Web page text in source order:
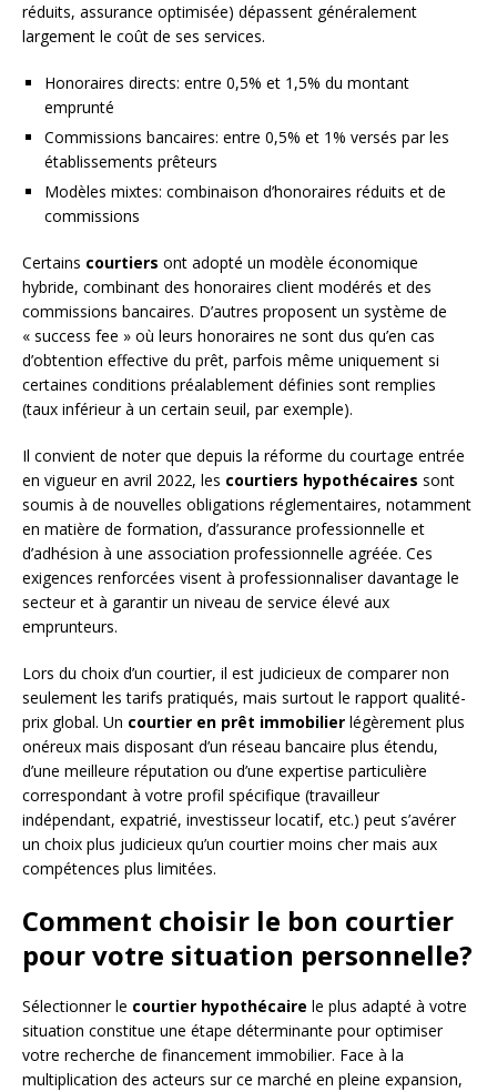
réduits, assurance optimisée) dépassent généralement
largement le coût de ses services.
Honoraires directs: entre 0,5% et 1,5% du montant
emprunté
Commissions bancaires: entre 0,5% et 1% versés par les
établissements prêteurs
Modèles mixtes: combinaison d’honoraires réduits et de
commissions
Certains courtiers ont adopté un modèle économique
hybride, combinant des honoraires client modérés et des
commissions bancaires. D’autres proposent un système de
« success fee » où leurs honoraires ne sont dus qu’en cas
d’obtention effective du prêt, parfois même uniquement si
certaines conditions préalablement définies sont remplies
(taux inférieur à un certain seuil, par exemple).
Il convient de noter que depuis la réforme du courtage entrée
en vigueur en avril 2022, les courtiers hypothécaires sont
soumis à de nouvelles obligations réglementaires, notamment
en matière de formation, d’assurance professionnelle et
d’adhésion à une association professionnelle agréée. Ces
exigences renforcées visent à professionnaliser davantage le
secteur et à garantir un niveau de service élevé aux
emprunteurs.
Lors du choix d’un courtier, il est judicieux de comparer non
seulement les tarifs pratiqués, mais surtout le rapport qualité-
prix global. Un courtier en prêt immobilier légèrement plus
onéreux mais disposant d’un réseau bancaire plus étendu,
d’une meilleure réputation ou d’une expertise particulière
correspondant à votre profil spécifique (travailleur
indépendant, expatrié, investisseur locatif, etc.) peut s’avérer
un choix plus judicieux qu’un courtier moins cher mais aux
compétences plus limitées.
Comment choisir le bon courtier
pour votre situation personnelle?
Sélectionner le courtier hypothécaire le plus adapté à votre
situation constitue une étape déterminante pour optimiser
votre recherche de financement immobilier. Face à la
multiplication des acteurs sur ce marché en pleine expansion,